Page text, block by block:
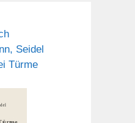
Seidel
Türme